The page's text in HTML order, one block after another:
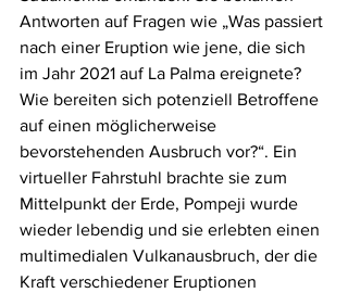
Antworten auf Fragen wie „Was passiert
nach einer Eruption wie jene, die sich
im Jahr 2021 auf La Palma ereignete?
Wie bereiten sich potenziell Betroffene
auf einen möglicherweise
bevorstehenden Ausbruch vor?“. Ein
virtueller Fahrstuhl brachte sie zum
Mittelpunkt der Erde, Pompeji wurde
wieder lebendig und sie erlebten einen
multimedialen Vulkanausbruch, der die
Kraft verschiedener Eruptionen